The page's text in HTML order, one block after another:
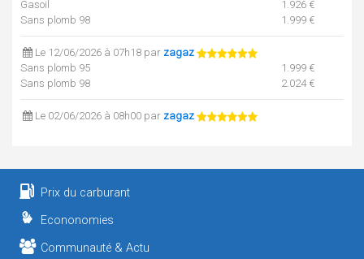
Gasoil
1.926 €
Sans plomb 98
1.999 €
Le 12/06/2026 à 07h18 par zagaz
Sans plomb 95
1.999 €
Sans plomb 98
2.024 €
Le 02/06/2026 à 08h00 par zagaz
Sans plomb 95
Le 21/05/2026 à 15h15 par
Sans plomb 95
Prix du carburant
Econonomies
Communauté & Actu